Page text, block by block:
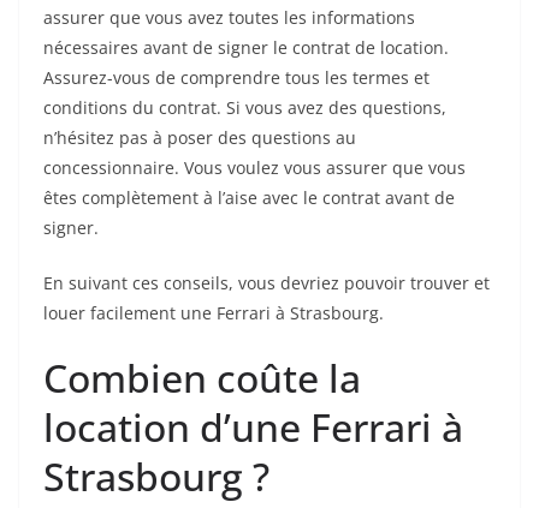
assurer que vous avez toutes les informations
nécessaires avant de signer le contrat de location.
Assurez-vous de comprendre tous les termes et
conditions du contrat. Si vous avez des questions,
n’hésitez pas à poser des questions au
concessionnaire. Vous voulez vous assurer que vous
êtes complètement à l’aise avec le contrat avant de
signer.
En suivant ces conseils, vous devriez pouvoir trouver et
louer facilement une Ferrari à Strasbourg.
Combien coûte la
location d’une Ferrari à
Strasbourg ?